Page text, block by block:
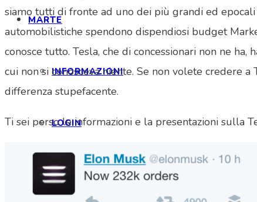
MARTE
INFORMAZIONI
LOGIN
EVENTI
siamo tutti di fronte ad uno dei più grandi ed
automobilistiche spendono dispendiosi budget
conosce tutto. Tesla, che di concessionari non ne
cui non si conosceva niente. Se non volete credere
differenza stupefacente.
Ti sei perso le informazioni e la presentazioni sulla